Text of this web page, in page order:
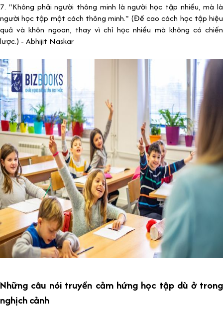
7. "Không phải người thông minh là người học tập nhiều, mà là
người học tập một cách thông minh." (Đề cao cách học tập hiệu
quả và khôn ngoan, thay vì chỉ học nhiều mà không có chiến
lược.) - Abhijit Naskar
Những câu nói truyền cảm hứng học tập dù ở trong
nghịch cảnh